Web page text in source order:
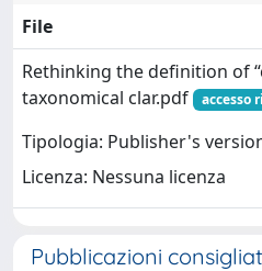
File
Rethinking the definition of
taxonomical clar.pdf
accesso
Tipologia: Publisher's
Licenza: Nessuna licenza
Pubblicazioni